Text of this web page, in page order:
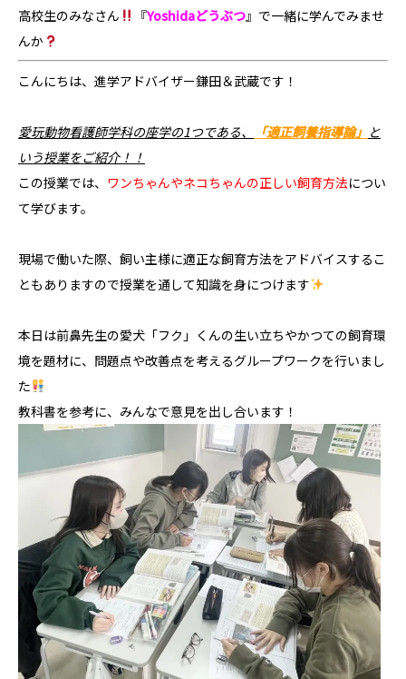
高校生のみなさん
『Yoshidaどうぶつ』で一緒に学んでみませ
んか
こんにちは、進学アドバイザー鎌田＆武蔵です！
愛玩動物看護師学科の座学の1つである、 「適正飼養指導論」 と
いう授業をご紹介！！
この授業では、 ワンちゃんやネコちゃんの正しい飼育方法につい
て学びます。
現場で働いた際、飼い主様に適正な飼育方法をアドバイスするこ
ともありますので授業を通して知識を身につけます
本日は前鼻先生の愛犬「フク」くんの生い立ちやかつての飼育環
境を題材に、問題点や改善点を考えるグループワークを行いまし
た
教科書を参考に、みんなで意見を出し合います！